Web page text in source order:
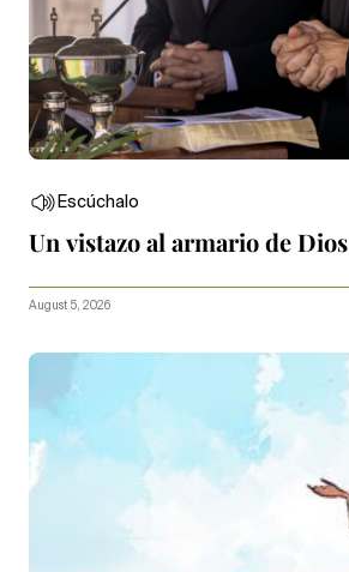
Escúchalo
Un vistazo al armario de Dios
August 5, 2026